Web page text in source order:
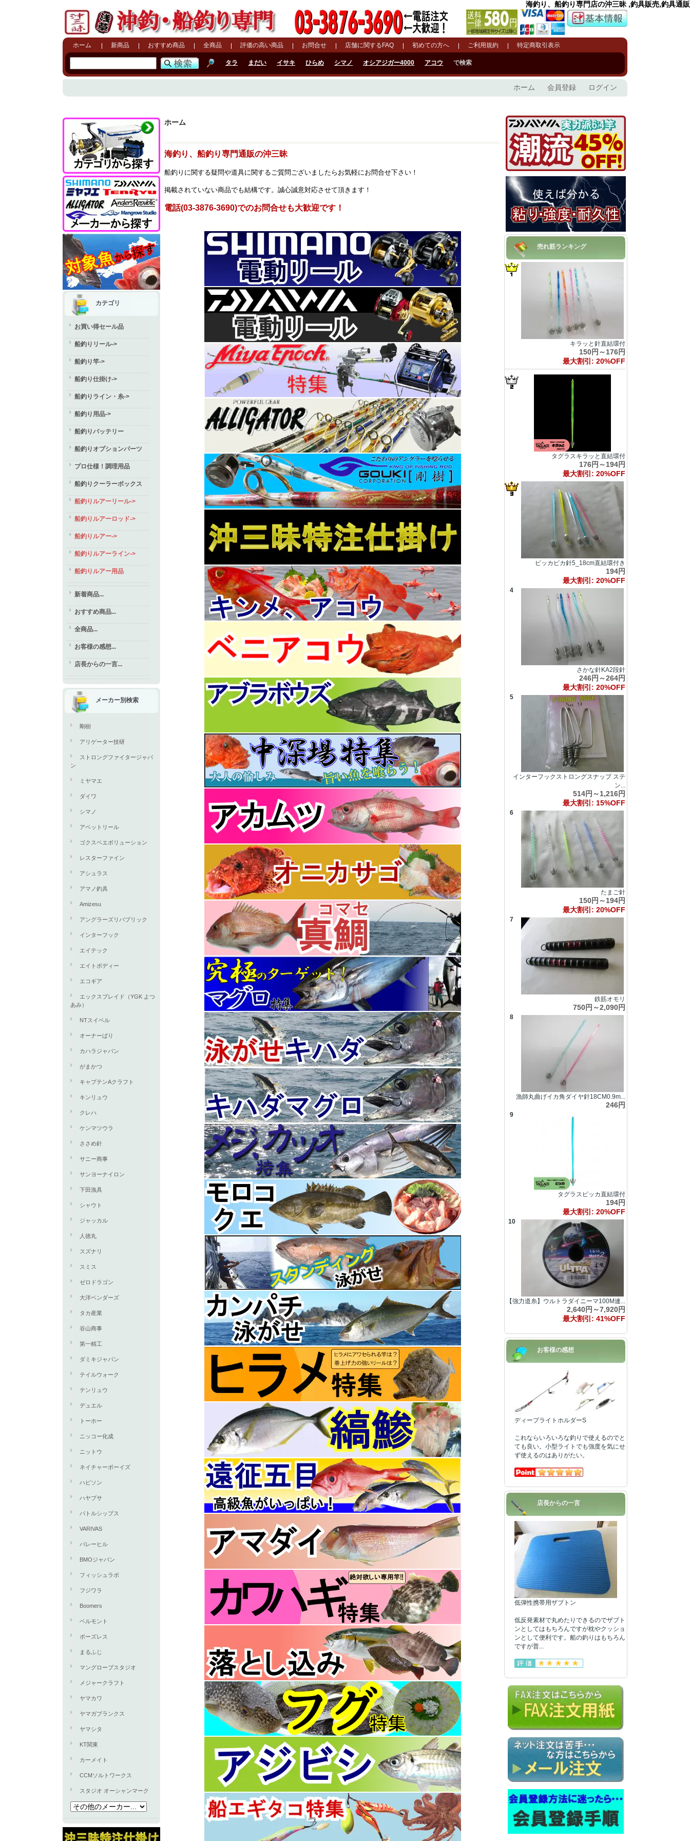
海釣り、船釣り専門店の沖三昧 ,釣具販売,釣具通販
ホーム 新商品 おすすめ商品 全商品 評価の高い商品 お問合せ 店舗に関するFAQ 初めての方へ ご利用規約 特定商取引表示
タラ まだい イサキ ひらめ シマノ オシアジガー4000 アコウ で検索
ホーム 会員登録 ログイン
カテゴリ
お買い得セール品
船釣りリール->
船釣り竿->
船釣り仕掛け->
船釣りライン・糸->
船釣り用品->
船釣りバッテリー
船釣りオプションパーツ
プロ仕様！調理用品
船釣りクーラーボックス
船釣りルアーリール->
船釣りルアーロッド->
船釣りルアー->
船釣りルアーライン->
船釣りルアー用品
新着商品...
おすすめ商品...
全商品...
お客様の感想...
店長からの一言...
メーカー別検索
剛樹
アリゲーター技研
ストロングファイタージャパ
ン
ミヤマエ
ダイワ
シマノ
アベットリール
ゴクスペエボリューション
レスターファイン
アシュラス
アマノ釣具
Amizesu
アングラーズリパブリック
インターフック
エイテック
エイトボディー
エコギア
エックスブレイド（YGK よつ
あみ）
NTスイベル
オーナーばり
カハラジャパン
がまかつ
キャプテンAクラフト
キンリュウ
クレハ
ケンマツウラ
ささめ針
サニー商事
サンヨーナイロン
下田漁具
シャウト
ジャッカル
人徳丸
スズナリ
スミス
ゼロドラゴン
大洋ベンダーズ
タカ産業
谷山商事
第一精工
ダミキジャパン
テイルウォーク
テンリュウ
デュエル
トーホー
ニッコー化成
ニットウ
ネイチャーボーイズ
ハピソン
ハヤブサ
バトルシップス
VARIVAS
バレーヒル
BMOジャパン
フィッシュラボ
フジワラ
Boomers
ベルモント
ボーズレス
まるふじ
マングローブスタジオ
メジャークラフト
ヤマカワ
ヤマガブランクス
ヤマシタ
KT関東
カーメイト
CCMソルトワークス
スタジオ オーシャンマーク
ホーム
海釣り、船釣り専門通販の沖三昧
船釣りに関する疑問や道具に関するご質問ございましたらお気軽にお問合せ下さい！
掲載されていない商品でも結構です。誠心誠意対応させて頂きます！
電話(03-3876-3690)でのお問合せも大歓迎です！
売れ筋ランキング
キラッと針直結環付
150円～176円
最大割引: 20%OFF
タグラスキラッと直結環付
176円～194円
最大割引: 20%OFF
ピッカピカ針5_18cm直結環付き
194円
最大割引: 20%OFF
4
さかな針KA2段針
246円～264円
最大割引: 20%OFF
5
インターフックストロングスナップ ステ
ン...
514円～1,216円
最大割引: 15%OFF
6
たまご針
150円～194円
最大割引: 20%OFF
7
鉄筋オモリ
750円～2,090円
8
漁師丸曲げイカ角ダイヤ針18CM0.9m...
246円
9
タグラスピッカ直結環付
194円
最大割引: 20%OFF
10
【強力道糸】ウルトラダイニーマ100M連...
2,640円～7,920円
最大割引: 41%OFF
お客様の感想
ディープライトホルダーS
これならいろいろな釣りで使えるのでと
ても良い。小型ライトでも強度を気にせ
ず使えるのはありがたい。
店長からの一言
低弾性携帯用ザブトン
低反発素材で丸めたりできるのでザブト
ンとしてはもちろんですが枕やクッショ
ンとして便利です。船の釣りはもちろん
ですが普...